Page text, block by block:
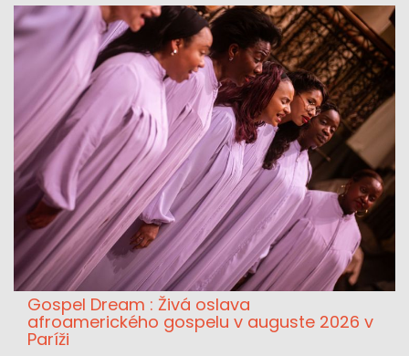
Gospel Dream : Živá oslava
afroamerického gospelu v auguste 2026 v
Paríži